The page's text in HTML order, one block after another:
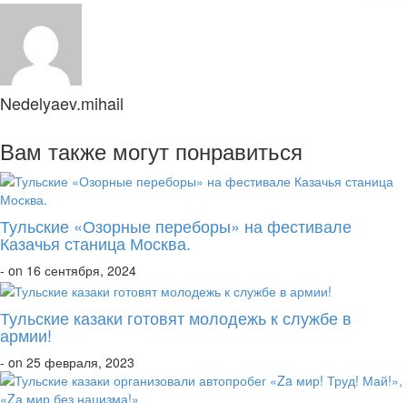
Nedelyaev.mihail
Вам также могут понравиться
Тульские «Озорные переборы» на фестивале
Казачья станица Москва.
- on 16 сентября, 2024
Тульские казаки готовят молодежь к службе в
армии!
- on 25 февраля, 2023